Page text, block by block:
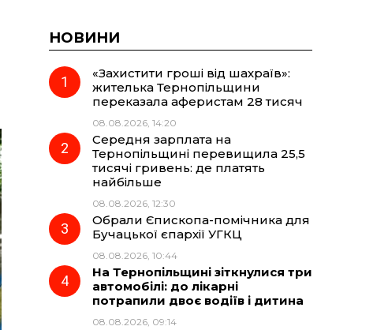
НОВИНИ
«Захистити гроші від шахраїв»:
жителька Тернопільщини
переказала аферистам 28 тисяч
08.08.2026, 14:20
Середня зарплата на
Тернопільщині перевищила 25,5
тисячі гривень: де платять
найбільше
08.08.2026, 12:30
Обрали Єпископа-помічника для
Бучацької єпархії УГКЦ
08.08.2026, 10:44
На Тернопільщині зіткнулися три
автомобілі: до лікарні
потрапили двоє водіїв і дитина
08.08.2026, 09:14